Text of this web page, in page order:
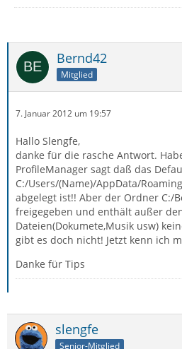
Bernd42
Mitglied
7. Januar 2012 um 19:57
Hallo Slengfe,
danke für die rasche Antwort.
ProfileManager sagt daß das
C:/Users/(Name)/AppData/
abgelegt ist!! Aber der Ordner C:/
freigegeben und enthält außer
Dateien(Dokumete,Musik usw)
gibt es doch nicht! Jetzt kenn ich
Danke für Tips
slengfe
Senior-Mitglied